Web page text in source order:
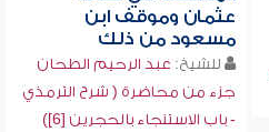
عثمان وموقف ابن
مسعود من ذلك
للشيخ: عبد الرحيم الطحان
جزء من محاضرة ( شرح الترمذي
- باب الاستنجاء بالحجرين [6])